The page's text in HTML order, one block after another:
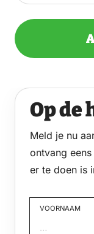
Op de
Meld je nu
ontvang
er te doen is
VOORNAAM